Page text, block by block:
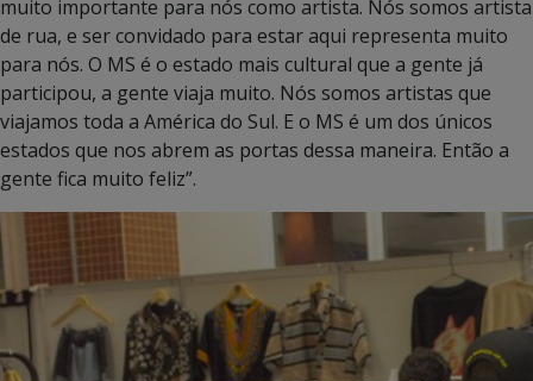
muito importante para nós como artista. Nós somos artista
de rua, e ser convidado para estar aqui representa muito
para nós. O MS é o estado mais cultural que a gente já
participou, a gente viaja muito. Nós somos artistas que
viajamos toda a América do Sul. E o MS é um dos únicos
estados que nos abrem as portas dessa maneira. Então a
gente fica muito feliz”.